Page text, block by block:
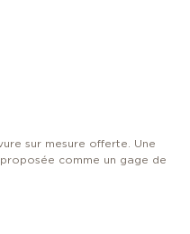
sur mesure offerte. Une
comme un gage de